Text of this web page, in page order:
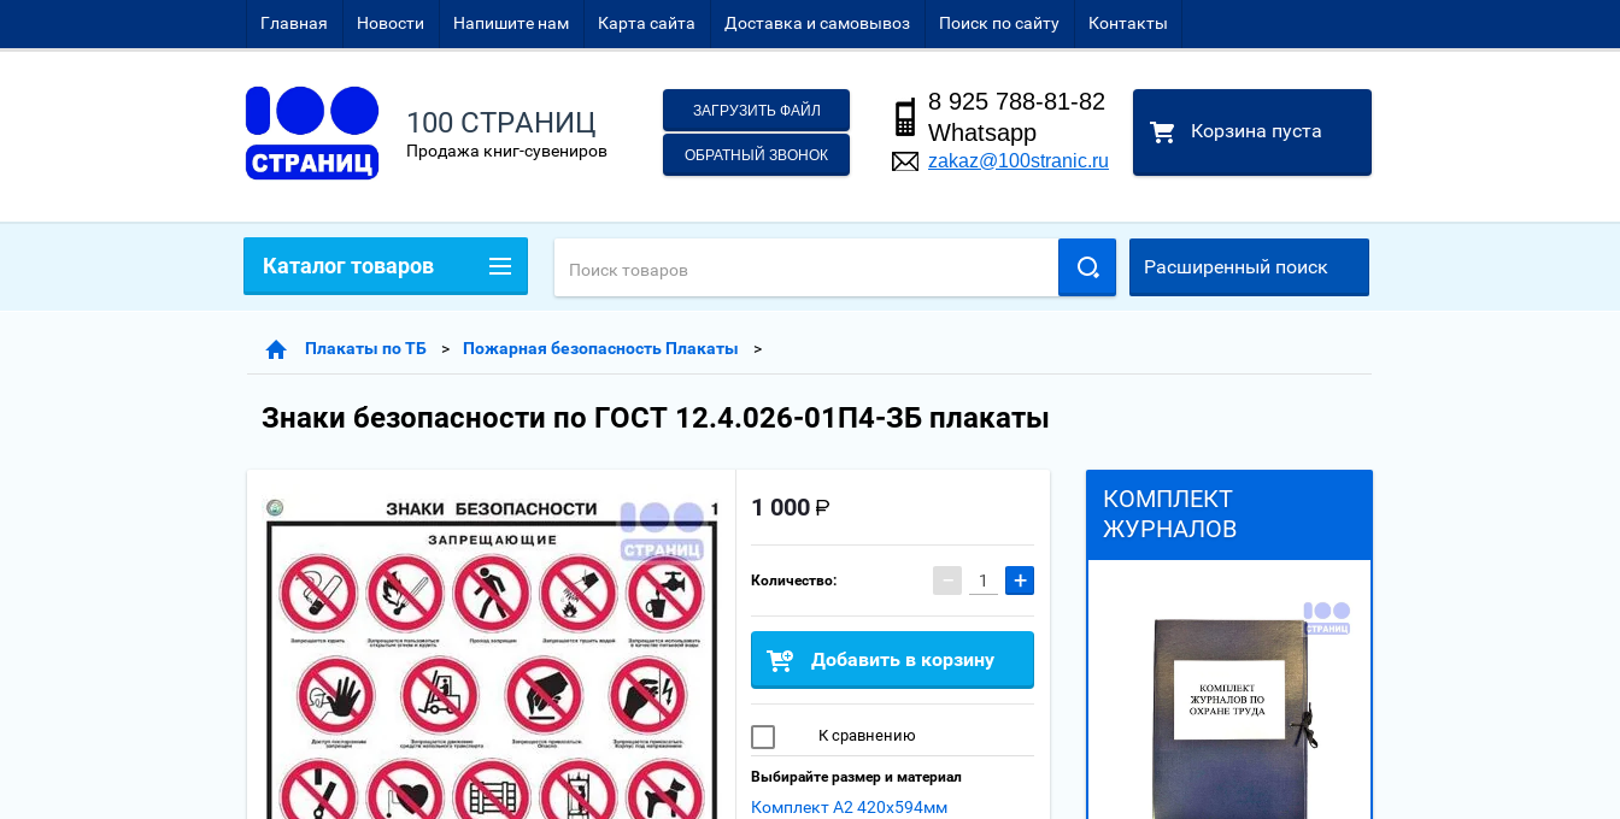
Главная Новости Напишите нам Карта сайта Доставка и самовывоз Поиск по сайту Контакты
100 СТРАНИЦ
Продажа книг-сувениров
ЗАГРУЗИТЬ ФАЙЛ
ОБРАТНЫЙ ЗВОНОК
8 925 788-81-82
Whatsapp
zakaz@100stranic.ru
Корзина пуста
Расширенный поиск
Плакаты по ТБ Пожарная безопасность Плакаты
Знаки безопасности по ГОСТ 12.4.026-01П4-ЗБ плакаты
1 000
Количество: − +
Добавить в корзину
К сравнению
Выбирайте размер и материал
Комплект А2 420x594мм
Каталог товаров
КОМПЛЕКТ
ЖУРНАЛОВ